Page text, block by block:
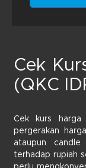
Cek
(QKC
Cek kurs
pergerakan
ataupun
terhadap rupiah